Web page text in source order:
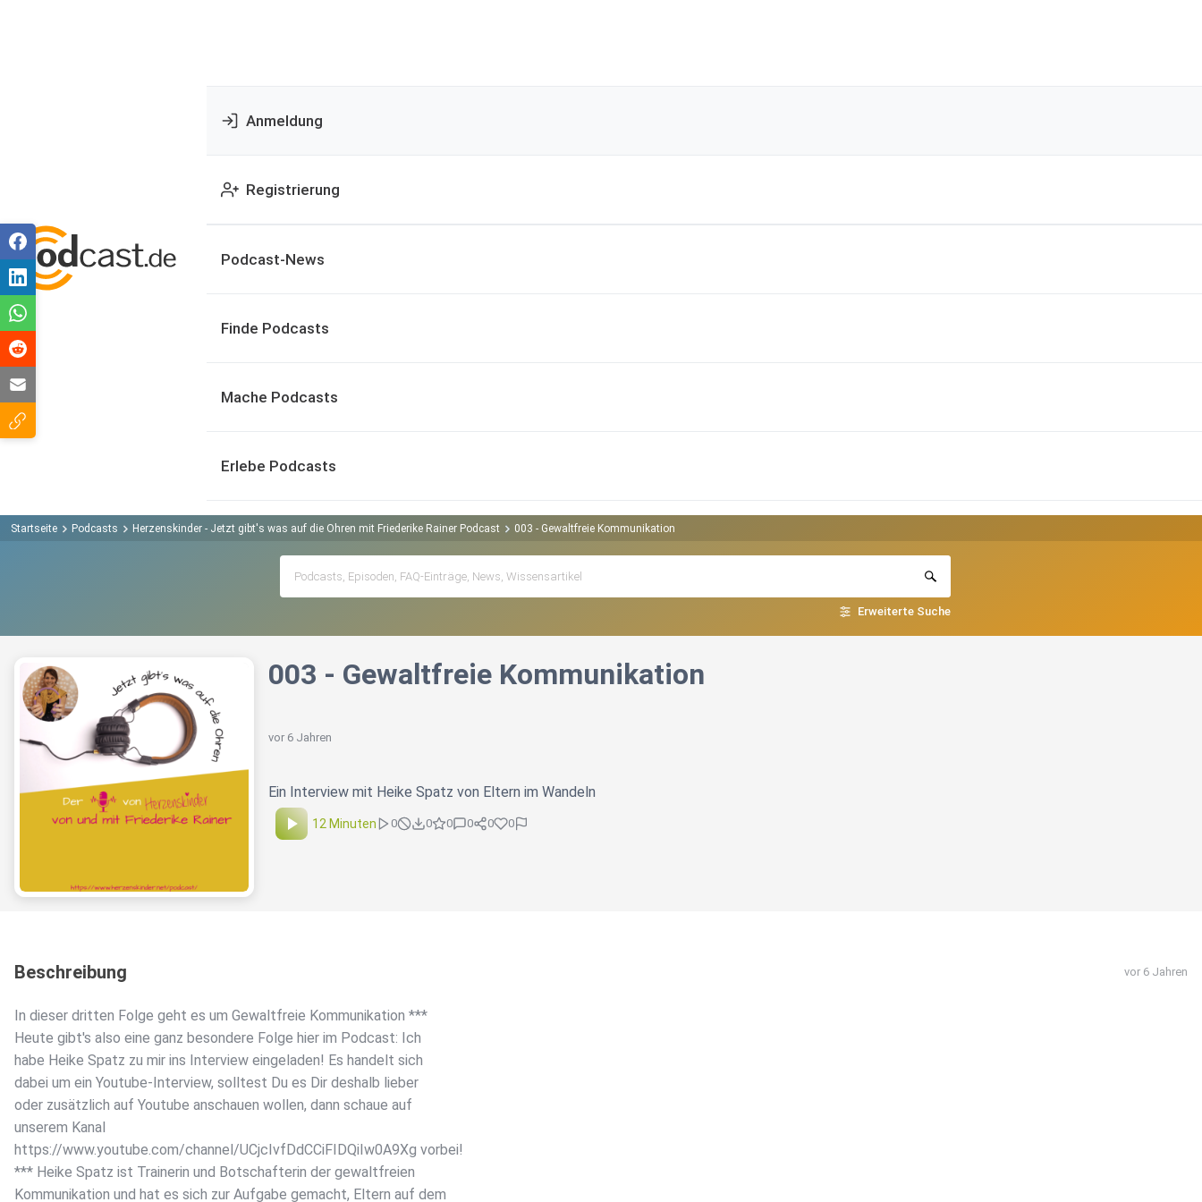
Anmeldung
Registrierung
Podcast-News
Finde Podcasts
Mache Podcasts
Erlebe Podcasts
Startseite Podcasts Herzenskinder - Jetzt gibt's was auf die Ohren mit Friederike Rainer Podcast 003 - Gewaltfreie Kommunikation
Erweiterte Suche
003 - Gewaltfreie Kommunikation
vor 6 Jahren
Ein Interview mit Heike Spatz von Eltern im Wandeln
12 Minuten 0 0 0 0 0 0
Beschreibung vor 6 Jahren
In dieser dritten Folge geht es um Gewaltfreie Kommunikation ***
Heute gibt's also eine ganz besondere Folge hier im Podcast: Ich
habe Heike Spatz zu mir ins Interview eingeladen! Es handelt sich
dabei um ein Youtube-Interview, solltest Du es Dir deshalb lieber
oder zusätzlich auf Youtube anschauen wollen, dann schaue auf
unserem Kanal
https://www.youtube.com/channel/UCjcIvfDdCCiFIDQiIw0A9Xg vorbei!
*** Heike Spatz ist Trainerin und Botschafterin der gewaltfreien
Kommunikation und hat es sich zur Aufgabe gemacht, Eltern auf dem